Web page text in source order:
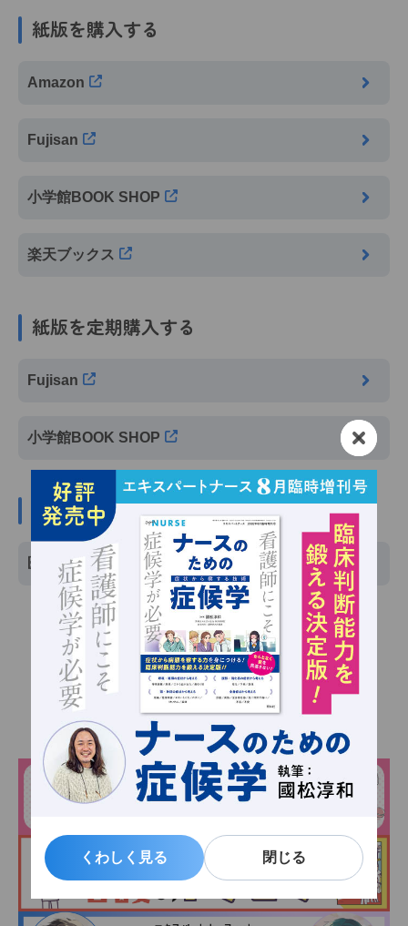
くわしく見る 閉じる
くわしく見る 閉じる
紙版を購入する
Amazon
Fujisan
小学館BOOK SHOP
楽天ブックス
紙版を定期購入する
Fujisan
小学館BOOK SHOP
電子版を購入する
医書.jp
バックナンバー一覧へもどる